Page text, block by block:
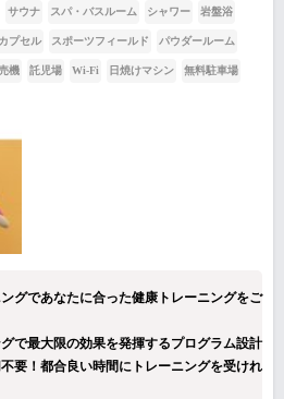
サウナ スパ・バスルーム シャワー 岩盤浴
プセル スポーツフィールド パウダールーム
機 託児場 Wi-Fi 日焼けマシン 無料駐車場
グであなたに合った健康トレーニングをご
で最大限の効果を発揮するプログラム設計
要！都合良い時間にトレーニングを受けれ